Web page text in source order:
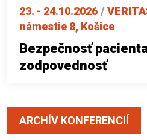
23. - 24.10.2026 /
námestie 8, Košice
Bezpečnosť
zodpovednosť
ARCHÍV KONFERENCIÍ